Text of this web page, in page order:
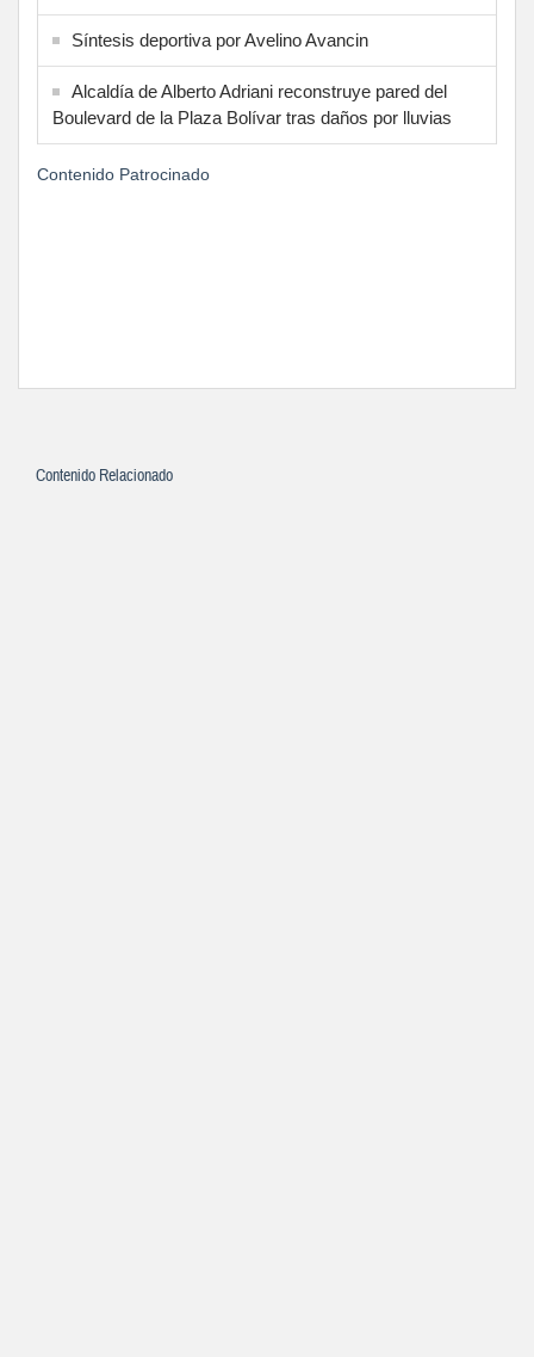
Síntesis deportiva por Avelino Avancin
Alcaldía de Alberto Adriani reconstruye pared del
Boulevard de la Plaza Bolívar tras daños por lluvias
Contenido Patrocinado
Contenido Relacionado